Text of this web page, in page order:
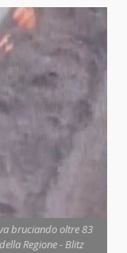
bruciando oltre 83
Regione - Blitz